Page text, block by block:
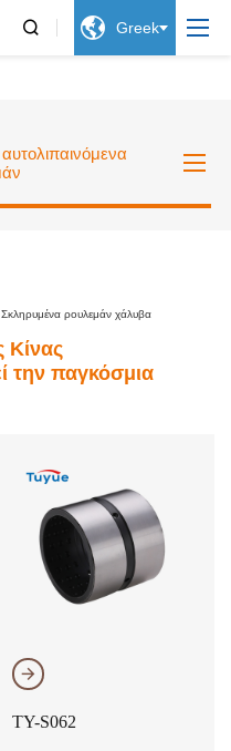
  Greek
Σκληρυμένα ρουλεμάν χάλυβα
Κίνας
την παγκόσμια
𐃔
TY-S062